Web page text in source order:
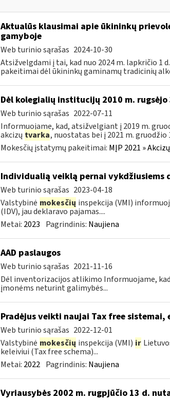
Aktualūs klausimai apie ūkininkų
gamyboje
Web turinio sąrašas 2024-10-30
Atsižvelgdami į tai, kad nuo 2024 m. lapkričio
pakeitimai dėl ūkininkų gaminamų tradicinių
Dėl kolegialių institucijų 2010 m.
Web turinio sąrašas 2022-07-11
Informuojame, kad, atsižvelgiant į 2019 m.
akcizų tvarka, nuostatas bei į 2021 m. gruodžio
Mokesčių įstatymų pakeitimai: MĮP 2021 »
Individualią veiklą pernai vykdžiusiems
Web turinio sąrašas 2023-04-18
Valstybinė mokesčių inspekcija (VMI)
(IDV), jau deklaravo pajamas....
Metai: 2023 Pagrindinis: Naujiena
AAD paslaugos
Web turinio sąrašas 2021-11-16
Dėl inventorizacijos atlikimo Informuojame,
įmonėms neturint galimybės...
Pradėjus veikti naujai Tax free
Web turinio sąrašas 2022-12-01
Valstybinė mokesčių inspekcija (VMI) ir
keleiviui (Tax free schema)...
Metai: 2022 Pagrindinis: Naujiena
Vyriausybės 2002 m. rugpjūčio 13 d.